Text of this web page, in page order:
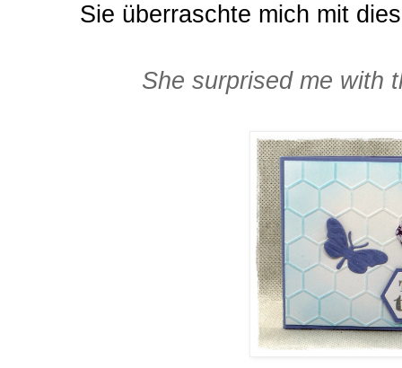
Sie überraschte mich mit
She surprised me with